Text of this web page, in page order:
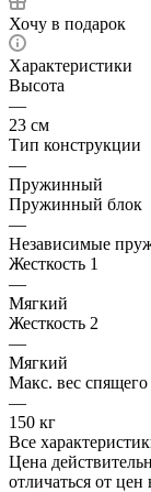
Хочу в подарок
Характеристики
Высота
—
23 см
Тип конструкции
—
Пружинный
Пружинный блок
—
Независимые
Жесткость 1
—
Мягкий
Жесткость 2
—
Мягкий
Макс. вес спящего
—
150 кг
Все
Цена
отличаться от